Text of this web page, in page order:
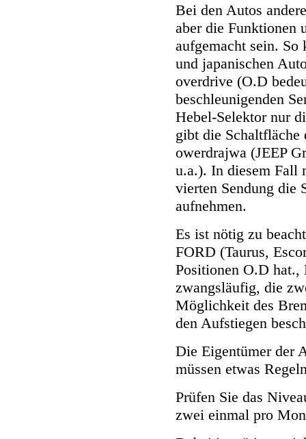
Bei den Autos
aber die Funktionen
aufgemacht sein. So
und japanischen
overdrive (O.D
beschleunigenden
Hebel-Selektor nur
gibt die Schaltfläche
owerdrajwa (JEEP
u.a.). In diesem Fall
vierten Sendung die
aufnehmen.
Es ist nötig zu
FORD (Taurus,
Positionen O.D
zwangsläufig, die
Möglichkeit des
den Aufstiegen
Die Eigentümer der
müssen etwas
Prüfen Sie das
zwei einmal pro